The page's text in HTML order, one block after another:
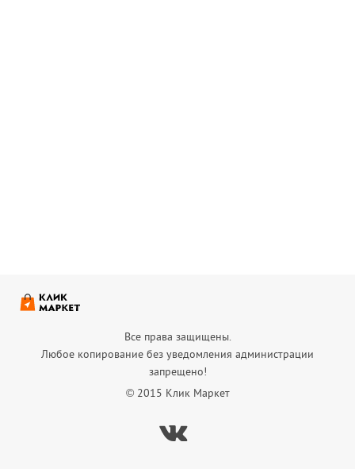
Все права защищены.
Любое копирование без уведомления администрации
запрещено!
© 2015 Клик Маркет
Вконтакте